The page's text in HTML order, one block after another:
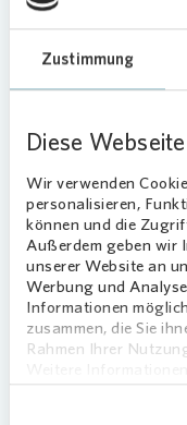
Zustimmung
Diese
Wir verwenden
personalisieren,
können und die
Außerdem geben wir
unserer Website an
Werbung und
Informationen
zusammen, die Sie
Rahmen Ihrer
Job“, sagt
Vonoviain
in unseren
und stärken so
untereinander.
117.
und
weiter.